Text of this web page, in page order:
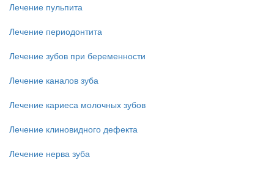
Лечение пульпита
Лечение периодонтита
Лечение зубов при беременности
Лечение каналов зуба
Лечение кариеса молочных зубов
Лечение клиновидного дефекта
Лечение нерва зуба